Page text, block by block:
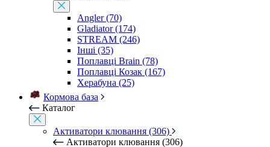
Angler (70)
Gladiator (174)
STREAM (246)
Інші (35)
Поплавці Brain (78)
Поплавці Козак (167)
Херабуна (25)
Кормова база
Каталог
Активатори клювання (306)
Активатори клювання (306)